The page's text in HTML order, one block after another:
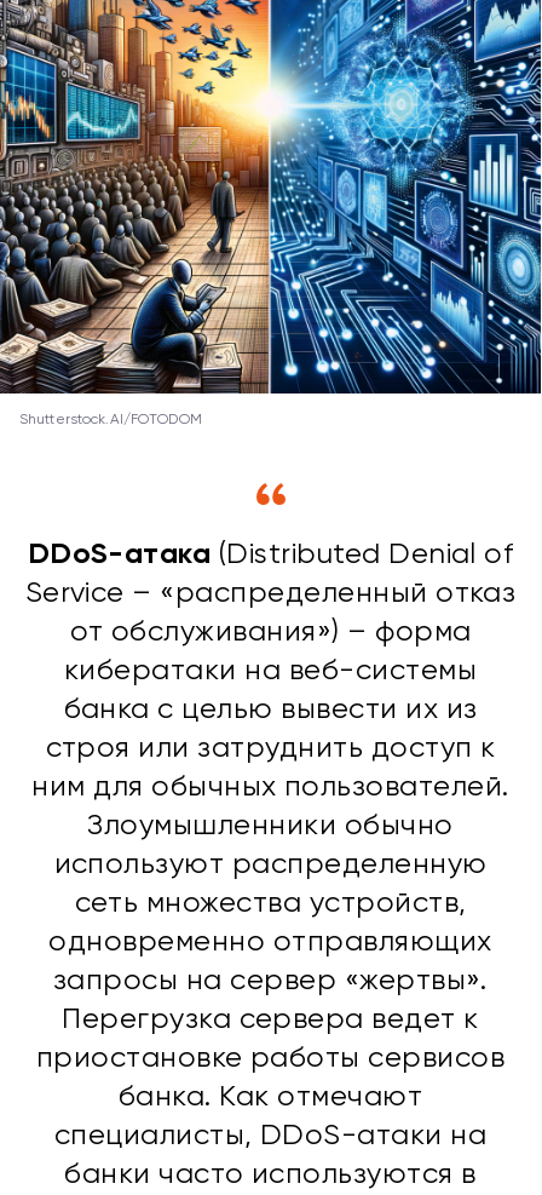
Shutterstock.AI/FOTODOM
DDoS-атака (Distributed Denial of
Service – «распределенный отказ
от обслуживания») – форма
кибератаки на веб-системы
банка с целью вывести их из
строя или затруднить доступ к
ним для обычных пользователей.
Злоумышленники обычно
используют распределенную
сеть множества устройств,
одновременно отправляющих
запросы на сервер «жертвы».
Перегрузка сервера ведет к
приостановке работы сервисов
банка. Как отмечают
специалисты, DDoS-атаки на
банки часто используются в